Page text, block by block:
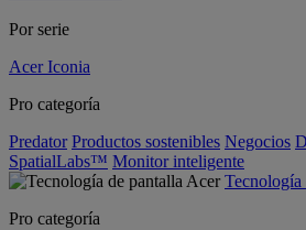
Por serie
Acer Iconia
Pro categoría
Predator Productos sostenibles Negocios
SpatialLabs™ Monitor inteligente
Tecnología
Pro categoría